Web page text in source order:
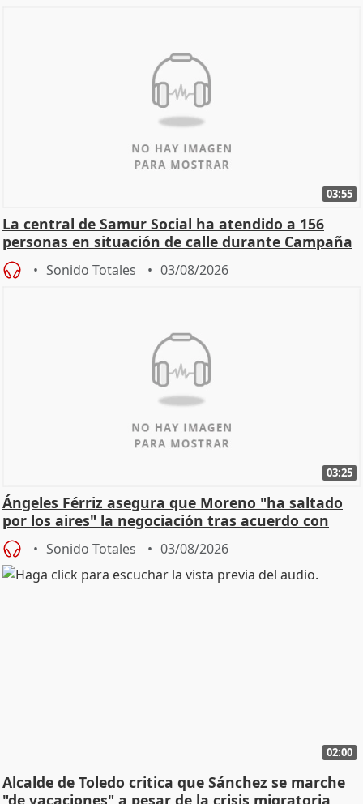
03:55
La central de Samur Social ha atendido a 156
personas en situación de calle durante Campaña
de Calor
Sonido Totales 03/08/2026
03:25
Ángeles Férriz asegura que Moreno "ha saltado
por los aires" la negociación tras acuerdo con
SMA
Sonido Totales 03/08/2026
02:00
Alcalde de Toledo critica que Sánchez se marche
"de vacaciones" a pesar de la crisis migratoria